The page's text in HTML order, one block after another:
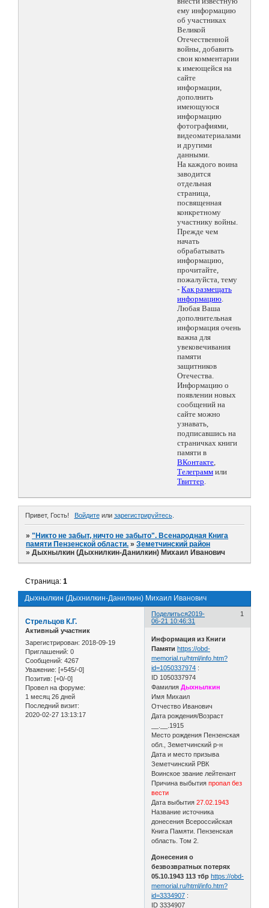
ему информацию
об участниках
Великой
Отечественной
войны, добавить
свои комментарии
к имеющейся на
сайте
информации,
дополнить
имеющуюся
информацию
фотографиями,
видеоматериалами
и другими
данными.
На каждого воина
заводится
отдельная
страница,
посвященная
конкретному
участнику войны.
Прежде чем
начать
обрабатывать
информацию,
прочитайте,
пожалуйста, тему
- Как размещать
информацию.
Любая Ваша
дополнительная
информация очень
важна для
увековечивания
памяти
защитников
Отечества.
Информацию о
появлении новых
сообщений на
сайте можно
узнавать,
подписавшись на
страничках книги
памяти в
ВКонтакте,
Телеграмм или
Твиттер.
Привет, Гость! Войдитеили зарегистрируйтесь.
»"Никто не забыт, ничто не забыто". Всенародная Книга
памяти Пензенской области. »Земетчинский район
»Дыхнылкин (Дыхнилкин-Данилкин) Михаил Иванович
Дыхнылкин (Дыхнилкин-Данилкин) Михаил Иванович
Страница:1
Поделиться 1
2019-
06-21 10:46:31
Стрельцов К.Г.
Активный участник
Зарегистрирован: 2018-09-19
Приглашений: 0
Сообщений: 4267
Уважение: [+545/-0]
Позитив: [+0/-0]
Провел на форуме:
1 месяц 26 дней
Последний визит:
2020-02-27 13:13:17
Информация из Книги
Памяти https://obd-
memorial.ru/html/info.htm?
id=1050337974 :
ID 1050337974
ФамилияДыхнылкин
Имя Михаил
Отчество Иванович
Дата рождения/Возраст
__.__.1915
Место рождения Пензенская
обл., Земетчинский р-н
Дата и место призыва
Земетчинский РВК
Воинское звание лейтенант
Причина выбытияпропал без
вести
Дата выбытия27.02.1943
Название источника
донесения Всероссийская
Книга Памяти. Пензенская
область. Том 2.
Донесения о
безвозвратных потерях
05.10.1943 113 тбр https://obd-
memorial.ru/html/info.htm?
id=3334907 :
ID 3334907